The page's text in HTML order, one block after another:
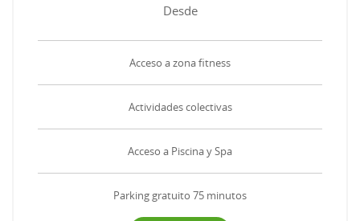
Desde
Acceso a zona fitness
Actividades colectivas
Acceso a Piscina y Spa
Parking gratuito 75 minutos